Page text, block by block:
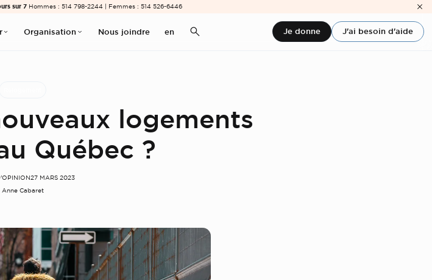
sur 7 Hommes : 514 798-2244 | Femmes : 514 526-6446
Organisation Nous joindre en Je donne J'ai besoin d'aide
logements
Québec ?
27 MARS 2023
Anne Cabaret